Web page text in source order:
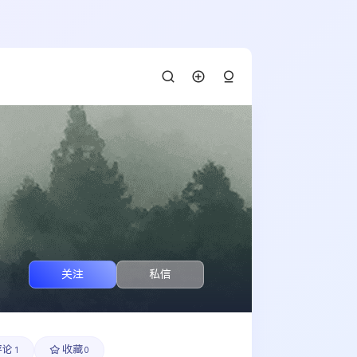
关注 私信
论 1 收藏0